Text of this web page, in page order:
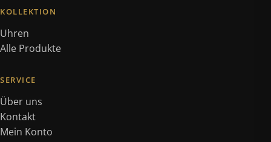
KOLLEKTION
Uhren
Alle Produkte
SERVICE
Über uns
Kontakt
Mein Konto